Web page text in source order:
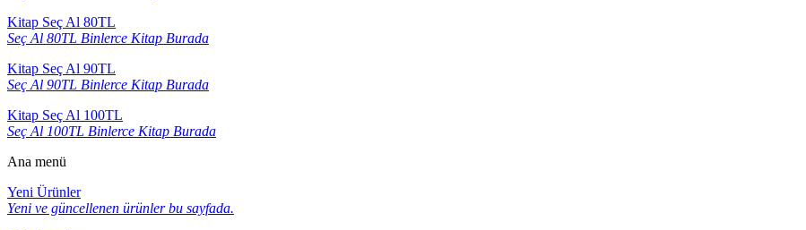
Kitap Seç Al 80TL
Seç Al 80TL Binlerce Kitap Burada
Kitap Seç Al 90TL
Seç Al 90TL Binlerce Kitap Burada
Kitap Seç Al 100TL
Seç Al 100TL Binlerce Kitap Burada
Ana menü
Yeni Ürünler
Yeni ve güncellenen ürünler bu sayfada.